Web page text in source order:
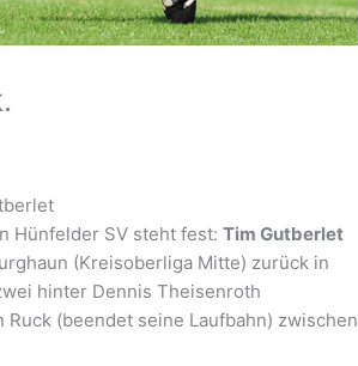
Hünfelder SV steht fest:Tim Gutberlet
(Kreisoberliga Mitte) zurück in
hinter Dennis Theisenroth
(beendet seine Laufbahn) zwischen